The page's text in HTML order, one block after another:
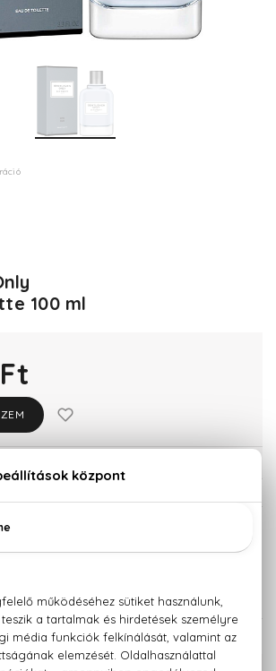
100 ml
KISZERELÉS KIVÁLASZTÁSA
KAPCSOLÓDÓ TERMÉKEK